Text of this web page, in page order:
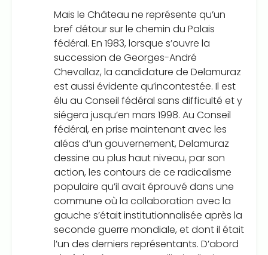
Mais le Château ne représente qu’un
bref détour sur le chemin du Palais
fédéral. En 1983, lorsque s’ouvre la
succession de Georges-André
Chevallaz, la candidature de Delamuraz
est aussi évidente qu’incontestée. Il est
élu au Conseil fédéral sans difficulté et y
siégera jusqu’en mars 1998. Au Conseil
fédéral, en prise maintenant avec les
aléas d’un gouvernement, Delamuraz
dessine au plus haut niveau, par son
action, les contours de ce radicalisme
populaire qu’il avait éprouvé dans une
commune où la collaboration avec la
gauche s’était institutionnalisée après la
seconde guerre mondiale, et dont il était
l’un des derniers représentants. D’abord